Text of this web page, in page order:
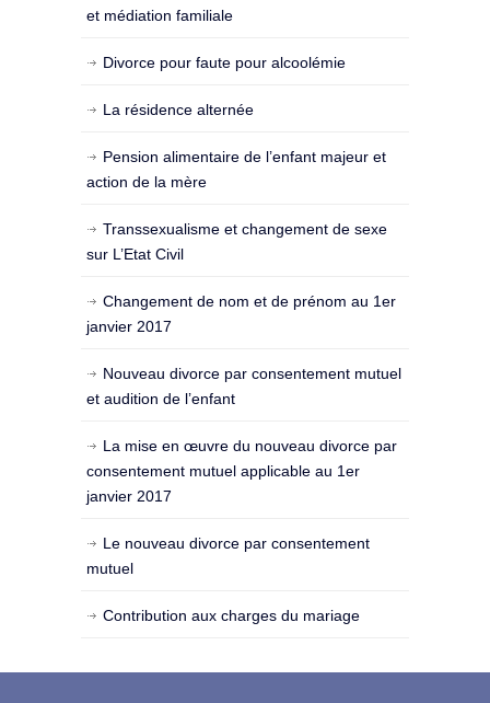
et médiation familiale
Divorce pour faute pour alcoolémie
La résidence alternée
Pension alimentaire de l’enfant majeur et
action de la mère
Transsexualisme et changement de sexe
sur L’Etat Civil
Changement de nom et de prénom au 1er
janvier 2017
Nouveau divorce par consentement mutuel
et audition de l’enfant
La mise en œuvre du nouveau divorce par
consentement mutuel applicable au 1er
janvier 2017
Le nouveau divorce par consentement
mutuel
Contribution aux charges du mariage